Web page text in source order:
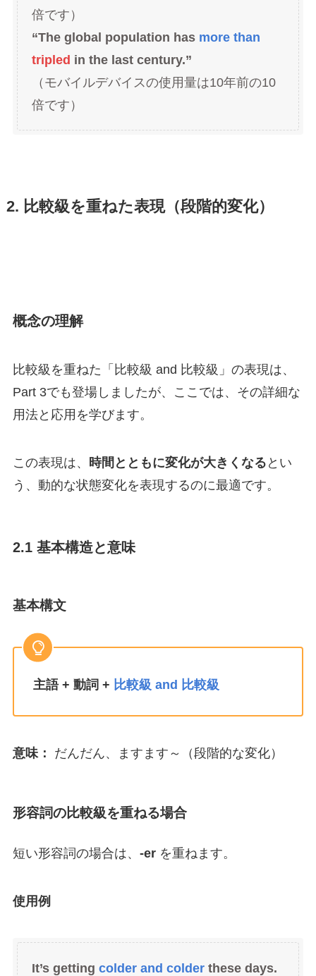
倍です）
“The global population has more than
tripled in the last century.”
（モバイルデバイスの使用量は10年前の10
倍です）
2. 比較級を重ねた表現（段階的変化）
概念の理解
比較級を重ねた「比較級 and 比較級」の表現は、
Part 3でも登場しましたが、ここでは、その詳細な
用法と応用を学びます。
この表現は、 時間とともに変化が大きくなる とい
う、動的な状態変化を表現するのに最適です。
2.1 基本構造と意味
基本構文
主語 + 動詞 + 比較級 and 比較級
意味： だんだん、ますます～（段階的な変化）
形容詞の比較級を重ねる場合
短い形容詞の場合は、 -er を重ねます。
使用例
It’s getting colder and colderthese days.